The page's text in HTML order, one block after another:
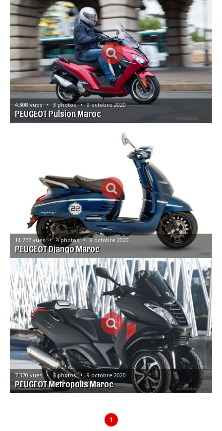
4.308 vues   •   3 photos   •   9 octobre 2020
PEUGEOT Pulsion Maroc
11.777 vues   •   4 photos   •   9 octobre 2020
PEUGEOT Django Maroc
7.370 vues   •   5 photos   •   9 octobre 2020
PEUGEOT Metropolis Maroc
1